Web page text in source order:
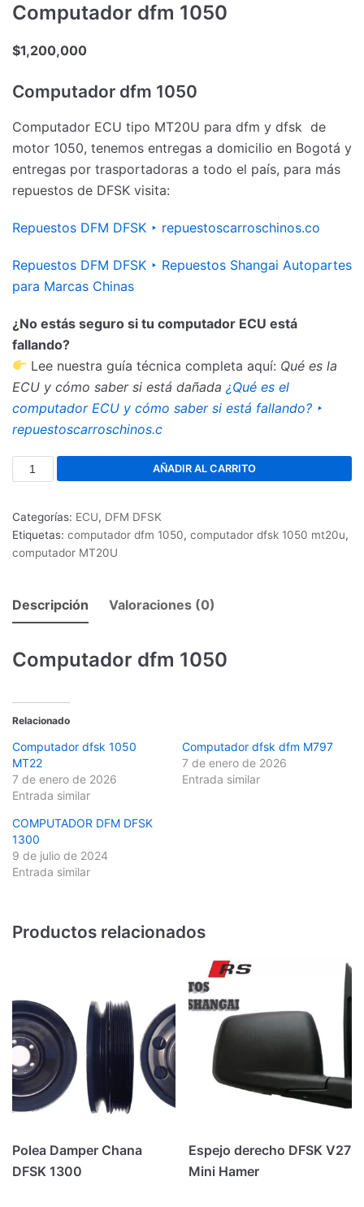
Computador dfm 1050
$1,200,000
Computador dfm 1050
Computador ECU tipo MT20U para dfm y dfsk de
motor 1050, tenemos entregas a domicilio en Bogotá y
entregas por trasportadoras a todo el país, para más
repuestos de DFSK visita:
Repuestos DFM DFSK ‣ repuestoscarroschinos.co
Repuestos DFM DFSK ‣ Repuestos Shangai Autopartes
para Marcas Chinas
¿No estás seguro si tu computador ECU está
fallando?
Lee nuestra guía técnica completa aquí: Qué es la
ECU y cómo saber si está dañada ¿Qué es el
computador ECU y cómo saber si está fallando? ‣
repuestoscarroschinos.c
AÑADIR AL CARRITO
Categorías: ECU, DFM DFSK
Etiquetas: computador dfm 1050, computador dfsk 1050 mt20u,
computador MT20U
Descripción Valoraciones (0)
Computador dfm 1050
Relacionado
Computador dfsk 1050
MT22
7 de enero de 2026
Entrada similar
Computador dfsk dfm M797
7 de enero de 2026
Entrada similar
COMPUTADOR DFM DFSK
1300
9 de julio de 2024
Entrada similar
Productos relacionados
Polea Damper Chana
DFSK 1300
Espejo derecho DFSK V27
Mini Hamer